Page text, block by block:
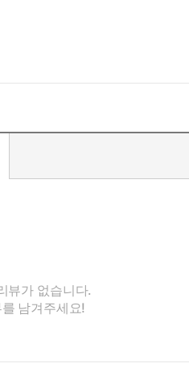
뷰가 없습니다.
남겨주세요!